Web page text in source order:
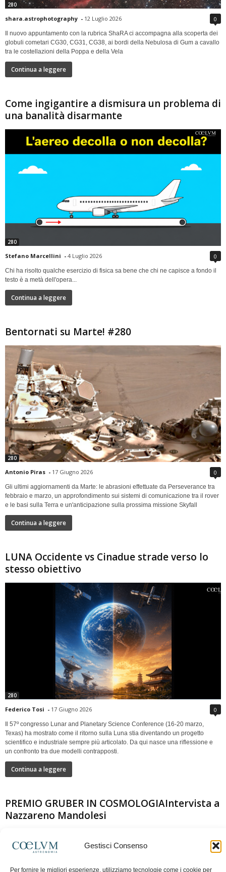
Gestisci Consenso
Per fornire le migliori esperienze, utilizziamo tecnologie come i cookie per
280
shara.astrophotography - 12 Luglio 2026 0
Il nuovo appuntamento con la rubrica ShaRA ci accompagna alla scoperta dei
globuli cometari CG30, CG31, CG38, ai bordi della Nebulosa di Gum a cavallo
tra le costellazioni della Poppa e della Vela
Continua a leggere
Come ingigantire a dismisura un problema di
una banalità disarmante
280
Stefano Marcellini - 4 Luglio 2026 0
Chi ha risolto qualche esercizio di fisica sa bene che chi ne capisce a fondo il
testo è a metà dell'opera...
Continua a leggere
Bentornati su Marte! #280
280
Antonio Piras - 17 Giugno 2026 0
Gli ultimi aggiornamenti da Marte: le abrasioni effettuate da Perseverance tra
febbraio e marzo, un approfondimento sui sistemi di comunicazione tra il rover
e le basi sulla Terra e un'anticipazione sulla prossima missione Skyfall
Continua a leggere
LUNA Occidente vs Cinadue strade verso lo
stesso obiettivo
280
Federico Tosi - 17 Giugno 2026 0
Il 57º congresso Lunar and Planetary Science Conference (16-20 marzo,
Texas) ha mostrato come il ritorno sulla Luna stia diventando un progetto
scientifico e industriale sempre più articolato. Da qui nasce una riflessione e
un confronto tra due modelli contrapposti.
Continua a leggere
PREMIO GRUBER IN COSMOLOGIAIntervista a
Nazzareno Mandolesi